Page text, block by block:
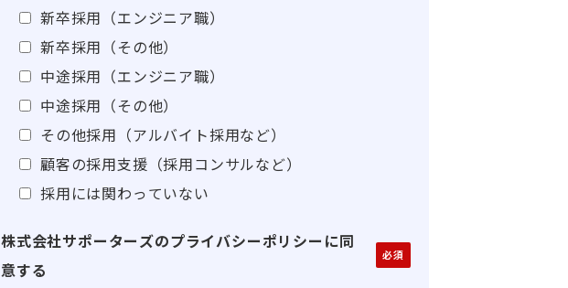
新卒採用（エンジニア職）
新卒採用（その他）
中途採用（エンジニア職）
中途採用（その他）
その他採用（アルバイト採用など）
顧客の採用支援（採用コンサルなど）
採用には関わっていない
株式会社サポーターズのプライバシーポリシーに同
意する